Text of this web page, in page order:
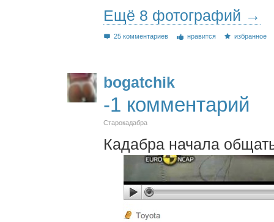
Ещё 8 фотографий →
25 комментариев нравится избранное
bogatchik
-1 комментарий
Старокадабра
Кадабра начала